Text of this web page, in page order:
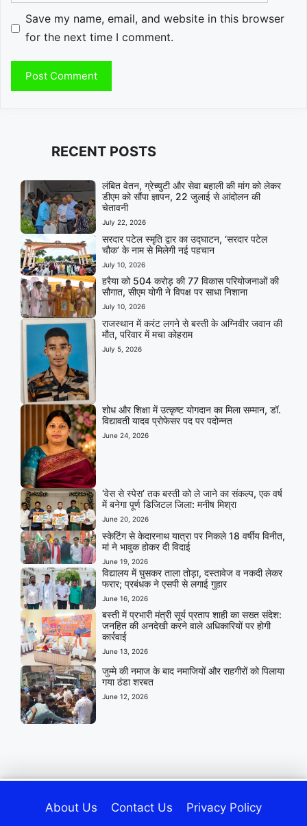
Save my name, email, and website in this browser
for the next time I comment.
RECENT POSTS
लंबित वेतन, ग्रेच्युटी और सेवा बहाली की मांग को लेकर
डीएम को सौंपा ज्ञापन, 22 जुलाई से आंदोलन की
चेतावनी
July 22, 2026
सरदार पटेल स्मृति द्वार का उद्घाटन, ‘सरदार पटेल
चौक’ के नाम से मिलेगी नई पहचान
July 10, 2026
हरैया को 504 करोड़ की 77 विकास परियोजनाओं की
सौगात, सीएम योगी ने विपक्ष पर साधा निशाना
July 10, 2026
राजस्थान में करंट लगने से बस्ती के अग्निवीर जवान की
मौत, परिवार में मचा कोहराम
July 5, 2026
शोध और शिक्षा में उत्कृष्ट योगदान का मिला सम्मान, डॉ.
विद्यावती यादव प्रोफेसर पद पर पदोन्नत
June 24, 2026
‘वेस से स्पेस’ तक बस्ती को ले जाने का संकल्प, एक वर्ष
में बनेगा पूर्ण डिजिटल जिला: मनीष मिश्रा
June 20, 2026
स्केटिंग से केदारनाथ यात्रा पर निकले 18 वर्षीय विनीत,
मां ने भावुक होकर दी विदाई
June 19, 2026
विद्यालय में घुसकर ताला तोड़ा, दस्तावेज व नकदी लेकर
फरार; प्रबंधक ने एसपी से लगाई गुहार
June 16, 2026
बस्ती में प्रभारी मंत्री सूर्य प्रताप शाही का सख्त संदेश:
जनहित की अनदेखी करने वाले अधिकारियों पर होगी
कार्रवाई
June 13, 2026
जुम्मे की नमाज के बाद नमाजियों और राहगीरों को पिलाया
गया ठंडा शरबत
June 12, 2026
About Us Contact Us Privacy Policy